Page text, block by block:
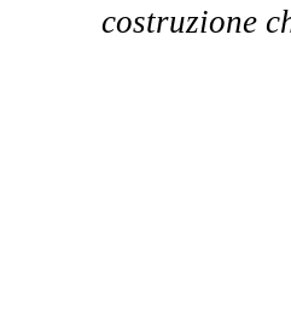
costruzione